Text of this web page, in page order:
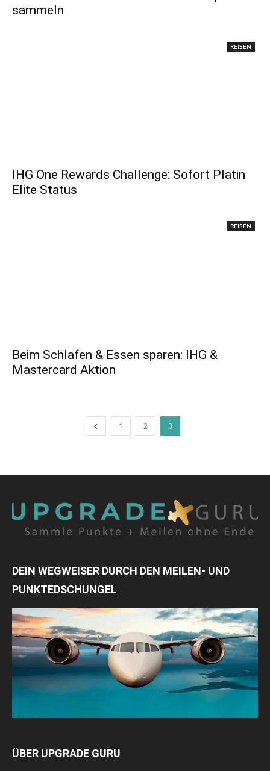
sammeln
REISEN
IHG One Rewards Challenge: Sofort Platin
Elite Status
REISEN
Beim Schlafen & Essen sparen: IHG &
Mastercard Aktion
1 2 3
DEIN WEGWEISER DURCH DEN MEILEN- UND
PUNKTEDSCHUNGEL
ÜBER UPGRADE GURU